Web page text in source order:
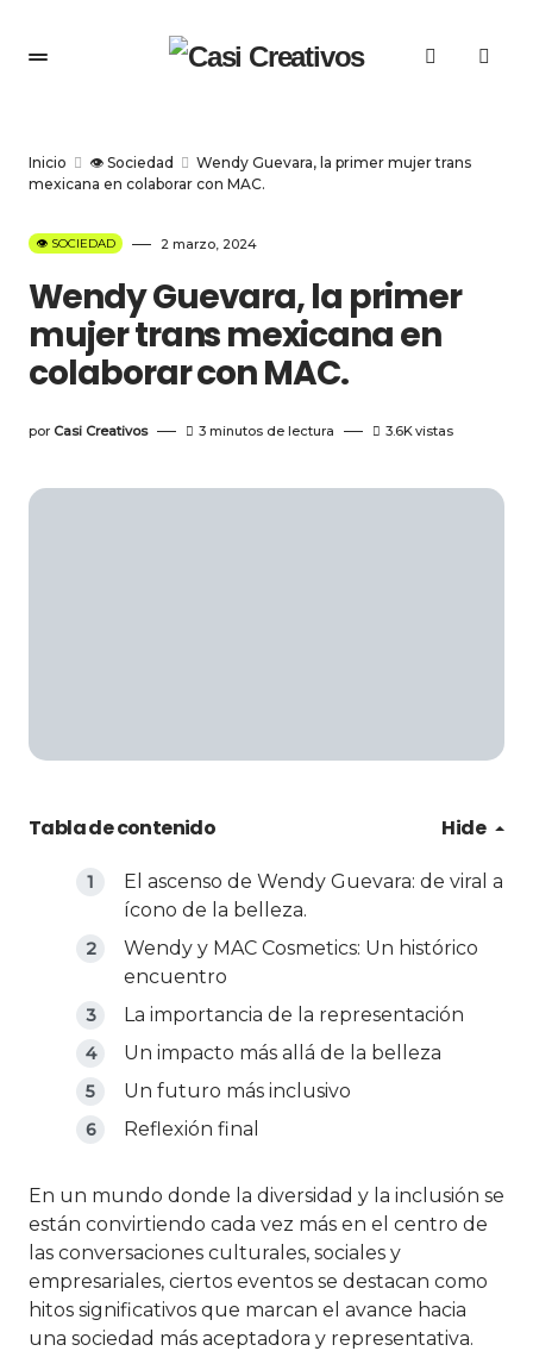
Inicio 👁️ Sociedad
Wendy Guevara, la primer mujer trans
mexicana en colaborar con MAC.
👁️ SOCIEDAD 2 marzo, 2024
Wendy Guevara, la primer
mujer trans mexicana en
colaborar con MAC.
por Casi Creativos 3 minutos de lectura 3.6Kvistas
Tabla de contenido Hide
El ascenso de Wendy Guevara: de viral a
ícono de la belleza.
Wendy y MAC Cosmetics: Un histórico
encuentro
La importancia de la representación
Un impacto más allá de la belleza
Un futuro más inclusivo
Reflexión final
En un mundo donde la diversidad y la inclusión se
están convirtiendo cada vez más en el centro de
las conversaciones culturales, sociales y
empresariales, ciertos eventos se destacan como
hitos significativos que marcan el avance hacia
una sociedad más aceptadora y representativa.